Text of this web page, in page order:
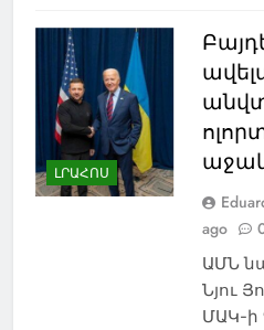
ԼՐԱՀՈՍ
ago
ԱՄՆ
Նյու
ՄԱԿ-ի